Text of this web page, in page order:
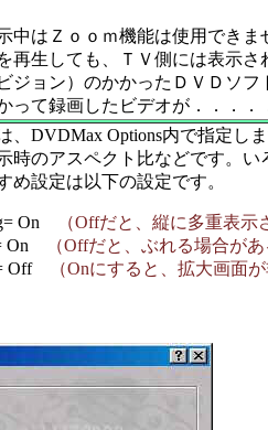
中はＺｏｏｍ機能は使用できま
再生しても、ＴＶ側には表示さ
ジョン）のかかったＤＶＤソ
って録画したビデオが．．．
、DVDMax Options内で指定しま
時のアスペクト比などです。い
め設定は以下の設定です。
On （Offだと、縦に多重表示
On
（Offだと、ぶれる場合があ
= Off
（Onにすると、拡大画面